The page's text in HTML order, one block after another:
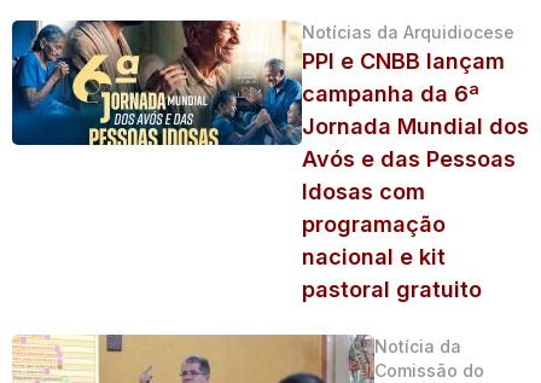
Notícias da Arquidiocese
PPI e CNBB lançam
campanha da 6ª
Jornada Mundial dos
Avós e das Pessoas
Idosas com
programação
nacional e kit
pastoral gratuito
Notícia da
Comissão do